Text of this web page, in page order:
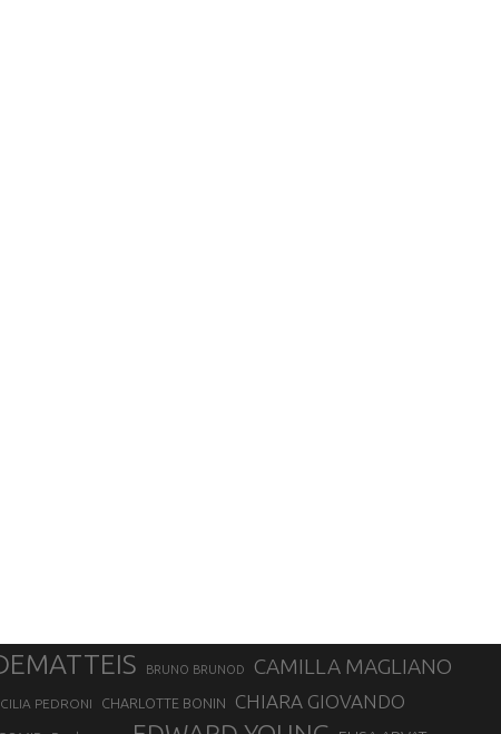
BRUNO BRUNOD CAMILLA MAGLIANO
PEDRONI CHARLOTTE BONIN CHIARA GIOVANDO